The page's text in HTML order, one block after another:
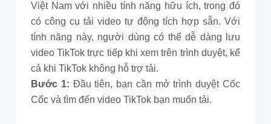
Việt Nam với nhiều tính năng hữu ích, trong đó
có công cụ tải video tự động tích hợp sẵn. Với
tính năng này, người dùng có thể dễ dàng lưu
video TikTok trực tiếp khi xem trên trình duyệt, kể
cả khi TikTok không hỗ trợ tải.
Bước 1: Đầu tiên, bạn cần mở trình duyệt Cốc
Cốc và tìm đến video TikTok bạn muốn tải.